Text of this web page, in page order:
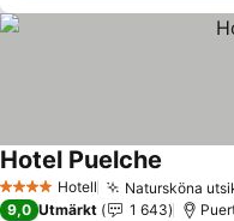
4 StjärnorHotell Natursköna
Hotel Puelche
9,0 Utmärkt 1 643